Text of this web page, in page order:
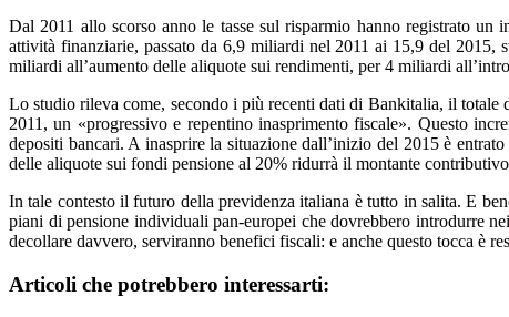
Dal 2011 allo scorso anno le tasse sul risparmio hanno registrato
attività finanziarie, passato da 6,9 miliardi nel 2011 ai 15,9 del
miliardi all’aumento delle aliquote sui rendimenti, per 4 miliardi
Lo studio rileva come, secondo i più recenti dati di Bankitalia, il totale
2011, un «progressivo e repentino inasprimento fiscale». Questo
depositi bancari. A inasprire la situazione dall’inizio del 2015 è
delle aliquote sui fondi pensione al 20% ridurrà il montante
In tale contesto il futuro della previdenza italiana è tutto in salita. E
piani di pensione individuali pan-europei che dovrebbero introdurre
decollare davvero, serviranno benefici fiscali: e anche questo tocca è
Articoli che potrebbero interessarti: